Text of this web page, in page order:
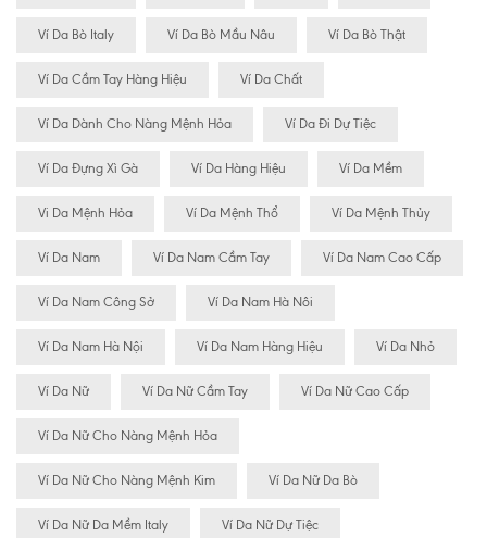
Ví Da Bò Italy Ví Da Bò Mầu Nâu Ví Da Bò Thật
Ví Da Cầm Tay Hàng Hiệu Ví Da Chất
Ví Da Dành Cho Nàng Mệnh Hỏa Ví Da Đi Dự Tiệc
Ví Da Đựng Xì Gà Ví Da Hàng Hiệu Ví Da Mềm
Vi Da Mệnh Hỏa Ví Da Mệnh Thổ Ví Da Mệnh Thủy
Ví Da Nam Ví Da Nam Cầm Tay Ví Da Nam Cao Cấp
Ví Da Nam Công Sở Ví Da Nam Hà Nôi
Ví Da Nam Hà Nội Ví Da Nam Hàng Hiệu Ví Da Nhỏ
Ví Da Nữ Ví Da Nữ Cầm Tay Ví Da Nữ Cao Cấp
Ví Da Nữ Cho Nàng Mệnh Hỏa
Ví Da Nữ Cho Nàng Mệnh Kim Ví Da Nữ Da Bò
Ví Da Nữ Da Mềm Italy Ví Da Nữ Dự Tiệc